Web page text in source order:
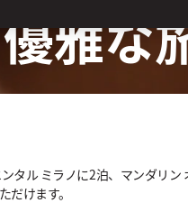
雅な
タル ミラノに2泊、マンダリン
けます。